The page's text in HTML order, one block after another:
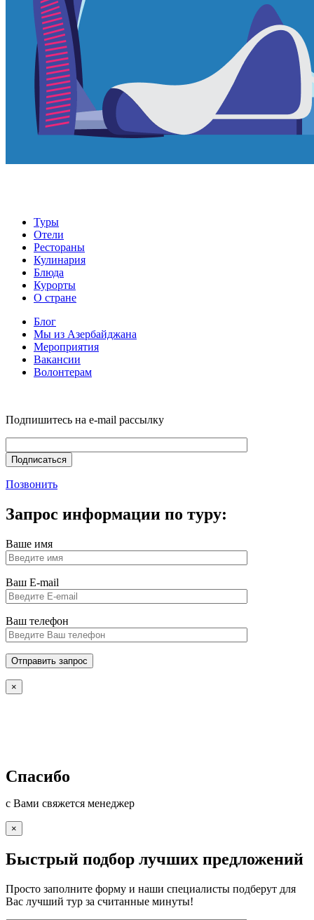
Туры
Отели
Рестораны
Кулинария
Блюда
Курорты
О стране
Блог
Мы из Азербайджана
Мероприятия
Вакансии
Волонтерам
Подпишитесь на e-mail рассылку
Позвонить
Запрос информации по туру:
Ваше имя
Ваш E-mail
Ваш телефон
×
Спасибо
с Вами свяжется менеджер
×
Быстрый подбор лучших предложений
Просто заполните форму и наши специалисты подберут для
Вас лучший тур за считанные минуты!